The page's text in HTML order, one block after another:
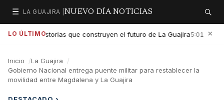
☰
Secciones
LA GUAJIRA | NUEVO DÍA NOTICIAS Buscar
LO ÚLTIMO
las historias que construyen el futuro de La Guajira5:01 PM ×
Inicio
La Guajira
Gobierno Nacional entrega puente militar para restablecer la
movilidad entre Magdalena y La Guajira